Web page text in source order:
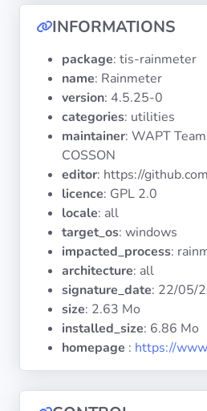
Architectures
Systèmes
d'exploitation
Catégories
Licences
Documentation
Tranquil IT
INFORMATIONS
package: tis-rainmeter
name: Rainmeter
version: 4.5.25-0
categories: utilities
maintainer: WAPT
COSSON
editor: https://
licence: GPL 2.0
locale: all
target_os: windows
impacted_process:
architecture: all
signature_date: 22/05/
size: 2.63 Mo
installed_size: 6.86 Mo
homepage : https://